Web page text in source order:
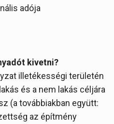
adója
kivetni?
illetékességi területén
és a nem lakás céljára
(a továbbiakban együtt:
az építmény